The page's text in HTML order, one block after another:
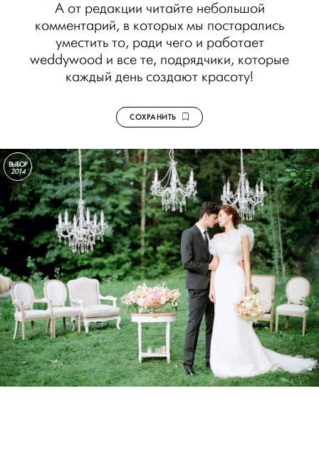
А от редакции читайте небольшой
комментарий, в которых мы постарались
уместить то, ради чего и работает
weddywood и все те, подрядчики, которые
каждый день создают красоту!
СОХРАНИТЬ
ВЫБОР
2014